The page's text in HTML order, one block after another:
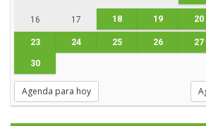
16 17 18 19 20
23 24 25 26 27
30
Agenda para hoy